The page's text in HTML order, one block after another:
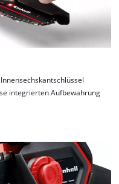
integrierten Aufbewahrung